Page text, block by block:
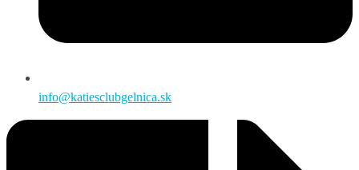
info@katiesclubgelnica.sk